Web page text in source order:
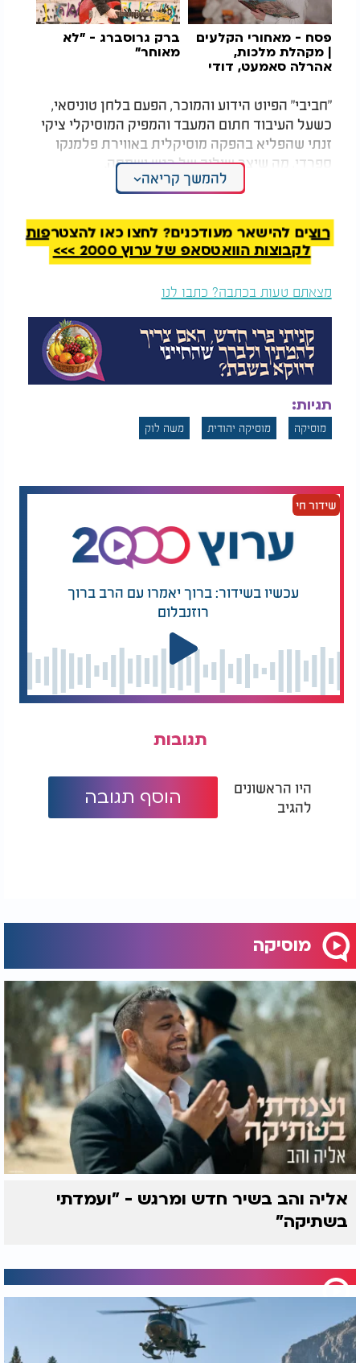
פסח - מאחורי הקלעים
| מקהלת מלכות,
אהרלה סאמעט, דודי
חסידימלעך
ברק גרוסברג - "לא
מאוחר"
"חביבי" הפיוט הידוע והמוכר, הפעם בלחן טוניסאי,
כשעל העיבוד חתום המעבד והמפיק המוסיקלי ציקי
זנתי שהפליא בהפקה מוסיקלית באווירת פלמנקו
ספרדי, מה שיצר שילוב של רגש ושמחה.
להמשך קריאה
רוצים להישאר מעודכנים? לחצו כאן להצטרפות
לקבוצות הוואטסאפ של ערוץ 2000 >>>
מצאתם טעות בכתבה? כתבו לנו
תגיות:
מוסיקה מוסיקה יהודית משה לוק
שידור חי
עכשיו בשידור: ברוך יאמרו עם הרב ברוך
רוזנבלום
תגובות
היו הראשונים
להגיב
הוסף תגובה
מוסיקה
אליה והב בשיר חדש ומרגש - "ועמדתי
בשתיקה"